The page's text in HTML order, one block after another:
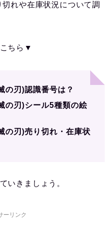
れや在庫状況について調
ちら▼
の刃)認識番号は？
の刃)シール5種類の絵
の刃)売り切れ・在庫状
いきましょう。
ーリンク